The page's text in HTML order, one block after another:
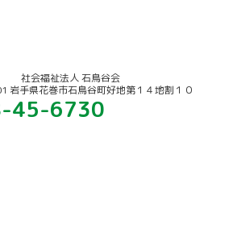
社会福祉法人 石鳥谷会
岩手県花巻市石鳥谷町好地第１４地割１０
45-6730